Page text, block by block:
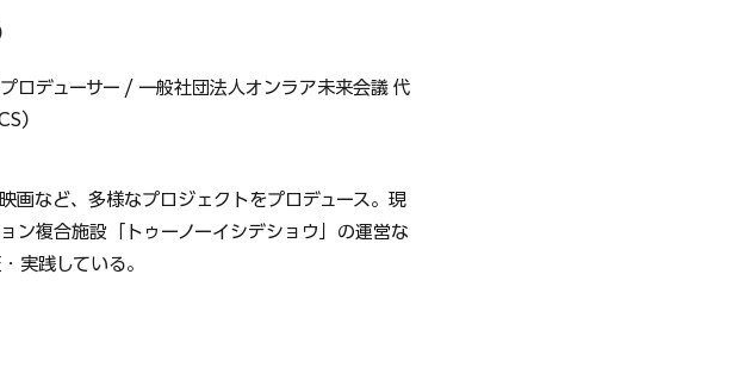
）
ン複合施設「トゥーノーイシデショウ」の運営な
実践している。